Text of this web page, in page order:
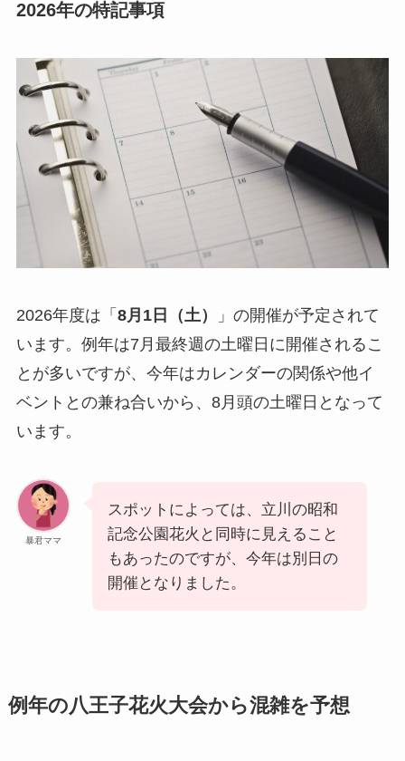
2026年の特記事項
2026年度は「 8月1日（土）
」の開催が予定されて
います。例年は7月最終週の土曜日に開催されるこ
とが多いですが、今年はカレンダーの関係や他イ
ベントとの兼ね合いから、8月頭の土曜日となって
います。
暴君ママ
スポットによっては、立川の昭和
記念公園花火と同時に見えること
もあったのですが、今年は別日の
開催となりました。
例年の八王子花火大会から混雑を予想